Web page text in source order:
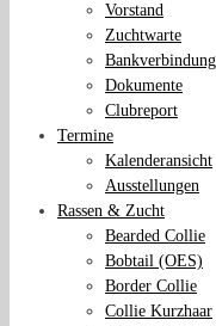
Vorstand
Zuchtwarte
Bankverbindung
Dokumente
Clubreport
Termine
Kalenderansicht
Ausstellungen
Rassen & Zucht
Bearded Collie
Bobtail (OES)
Border Collie
Collie Kurzhaar